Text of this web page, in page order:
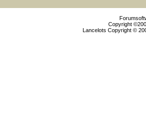
Copyright
Lancelots Copyright ©